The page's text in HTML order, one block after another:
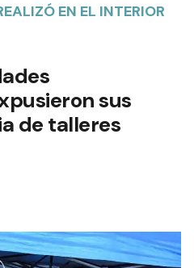
EN EL INTERIOR
sus
de talleres